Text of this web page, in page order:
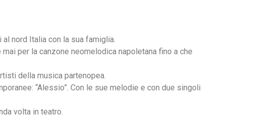
nord Italia con la sua famiglia.
per la canzone neomelodica napoletana fino a che
della musica partenopea.
“Alessio”. Con le sue melodie e con due singoli
volta in teatro.